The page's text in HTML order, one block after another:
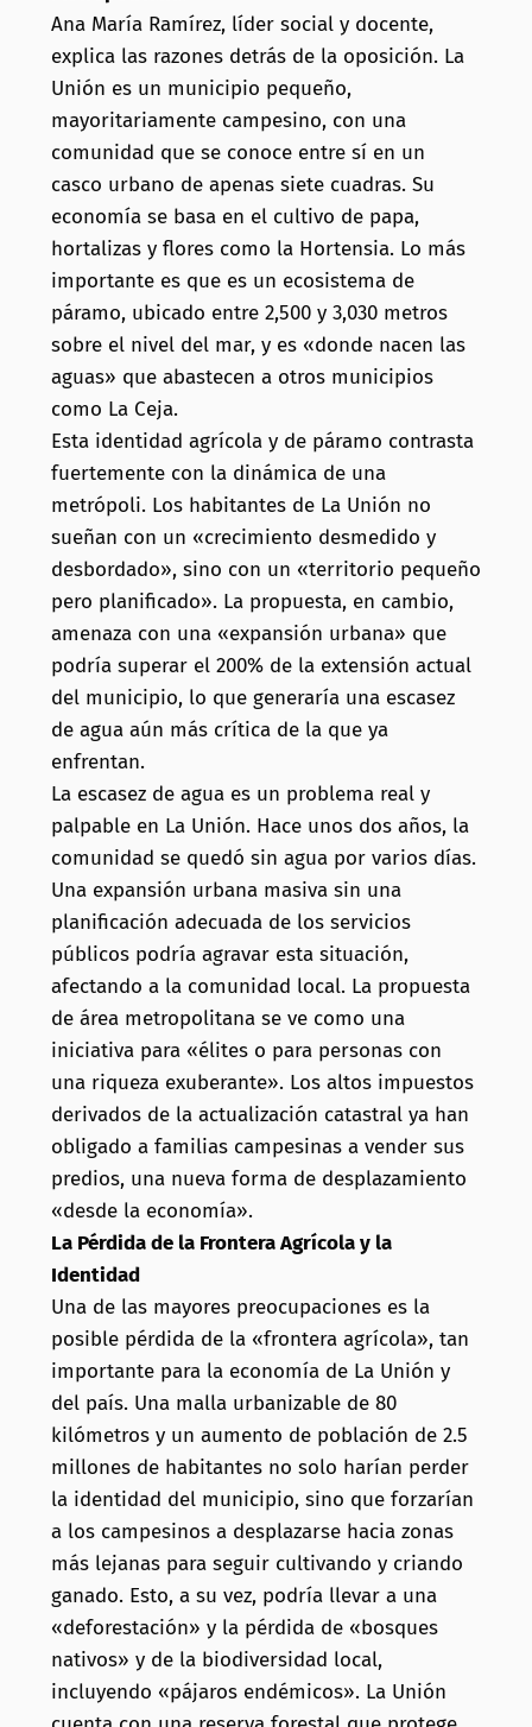
Ana María Ramírez, líder social y docente,
explica las razones detrás de la oposición. La
Unión es un municipio pequeño,
mayoritariamente campesino, con una
comunidad que se conoce entre sí en un
casco urbano de apenas siete cuadras. Su
economía se basa en el cultivo de papa,
hortalizas y flores como la Hortensia. Lo más
importante es que es un ecosistema de
páramo, ubicado entre 2,500 y 3,030 metros
sobre el nivel del mar, y es «donde nacen las
aguas» que abastecen a otros municipios
como La Ceja.
Esta identidad agrícola y de páramo contrasta
fuertemente con la dinámica de una
metrópoli. Los habitantes de La Unión no
sueñan con un «crecimiento desmedido y
desbordado», sino con un «territorio pequeño
pero planificado». La propuesta, en cambio,
amenaza con una «expansión urbana» que
podría superar el 200% de la extensión actual
del municipio, lo que generaría una escasez
de agua aún más crítica de la que ya
enfrentan.
La escasez de agua es un problema real y
palpable en La Unión. Hace unos dos años, la
comunidad se quedó sin agua por varios días.
Una expansión urbana masiva sin una
planificación adecuada de los servicios
públicos podría agravar esta situación,
afectando a la comunidad local. La propuesta
de área metropolitana se ve como una
iniciativa para «élites o para personas con
una riqueza exuberante». Los altos impuestos
derivados de la actualización catastral ya han
obligado a familias campesinas a vender sus
predios, una nueva forma de desplazamiento
«desde la economía».
La Pérdida de la Frontera Agrícola y la
Identidad
Una de las mayores preocupaciones es la
posible pérdida de la «frontera agrícola», tan
importante para la economía de La Unión y
del país. Una malla urbanizable de 80
kilómetros y un aumento de población de 2.5
millones de habitantes no solo harían perder
la identidad del municipio, sino que forzarían
a los campesinos a desplazarse hacia zonas
más lejanas para seguir cultivando y criando
ganado. Esto, a su vez, podría llevar a una
«deforestación» y la pérdida de «bosques
nativos» y de la biodiversidad local,
incluyendo «pájaros endémicos». La Unión